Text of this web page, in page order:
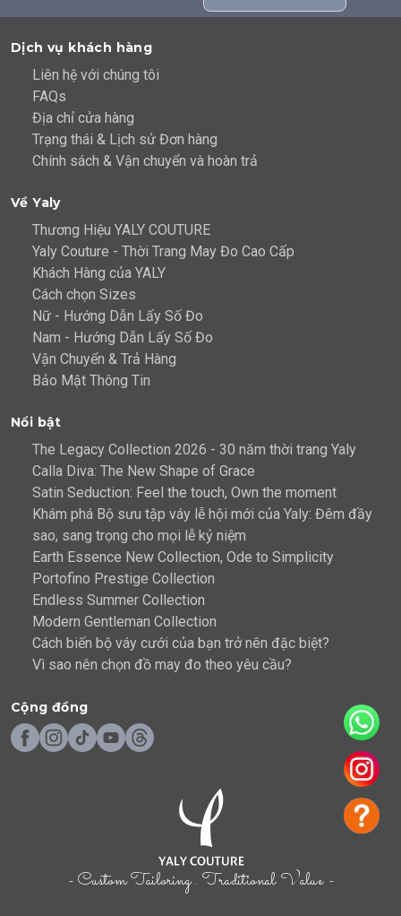
- Custom Tailoring . Traditional Value -
Dịch vụ khách hàng
Liên hệ với chúng tôi
FAQs
Địa chỉ cửa hàng
Trạng thái & Lịch sử Đơn hàng
Chính sách & Vận chuyển và hoàn trả
Về Yaly
Thương Hiệu YALY COUTURE
Yaly Couture - Thời Trang May Đo Cao Cấp
Khách Hàng của YALY
Cách chọn Sizes
Nữ - Hướng Dẫn Lấy Số Đo
Nam - Hướng Dẫn Lấy Số Đo
Vận Chuyển & Trả Hàng
Bảo Mật Thông Tin
Nổi bật
The Legacy Collection 2026 - 30 năm thời trang Yaly
Calla Diva: The New Shape of Grace
Satin Seduction: Feel the touch, Own the moment
Khám phá Bộ sưu tập váy lễ hội mới của Yaly: Đêm đầy
sao, sang trọng cho mọi lễ kỷ niệm
Earth Essence New Collection, Ode to Simplicity
Portofino Prestige Collection
Endless Summer Collection
Modern Gentleman Collection
Cách biến bộ váy cưới của bạn trở nên đặc biệt?
Vì sao nên chọn đồ may đo theo yêu cầu?
Cộng đồng